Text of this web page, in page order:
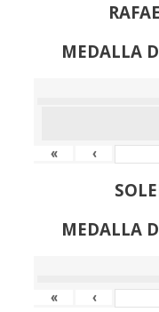
MEDALLA
« ‹
MEDALLA
« ‹